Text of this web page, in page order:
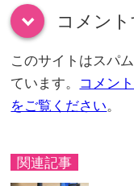
down コメント
このサイトはスパ
ています。 コメン
をご覧ください。
関連記事